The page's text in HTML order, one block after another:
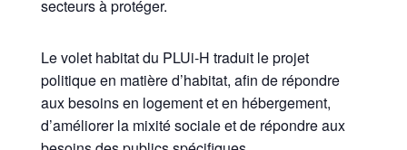
secteurs à protéger.
Le volet habitat du PLUi-H traduit le projet
politique en matière d’habitat, afin de répondre
aux besoins en logement et en hébergement,
d’améliorer la mixité sociale et de répondre aux